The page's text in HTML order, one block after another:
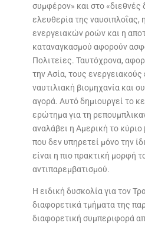
συμφέρον» και στο «διεθνές
ελευθερία της ναυσιπλοΐας,
ενεργειακών ροών και η
καταναγκασμού αφορούν
Πολιτείες. Ταυτόχρονα,
την Ασία, τους ενεργειακούς
ναυτιλιακή βιομηχανία και
αγορά. Αυτό δημιουργεί το
ερώτημα για τη
αναλάβει η Αμερική το
που δεν υπηρετεί μόνο την
είναι η πιο πρακτική μορφή
αντιπαρεμβατισμού.
Η ειδική δυσκολία για τον
διαφορετικά τμήματα της
διαφορετική συμπεριφορά